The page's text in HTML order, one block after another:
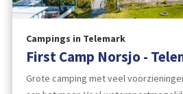
Campings in Telemark
First Camp Norsjo -
Grote camping met veel